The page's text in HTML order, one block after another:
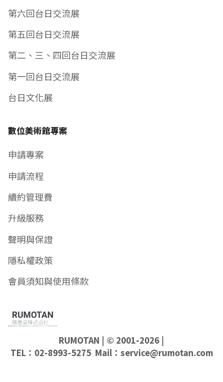
第六回台日交流展
第五回台日交流展
第二、三、四回台日交流展
第一回台日交流展
台日文化展
數位美術館專案
申請專案
申請流程
續約管理費
升級服務
聲明與保證
隱私權政策
會員須知與使用條款
RUMOTAN | © 2001-2026 |
TEL：02-8993-5275 Mail： service@rumotan.com